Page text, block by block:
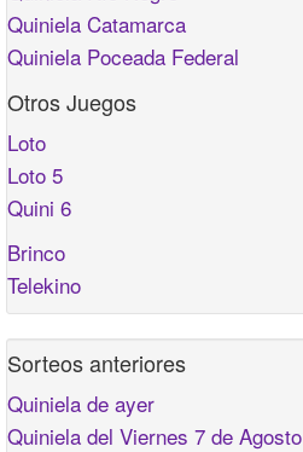
Quiniela Catamarca
Quiniela Poceada Federal
Otros Juegos
Loto
Loto 5
Quini 6
Brinco
Telekino
Sorteos anteriores
Quiniela de ayer
Quiniela del Viernes 7 de Agosto